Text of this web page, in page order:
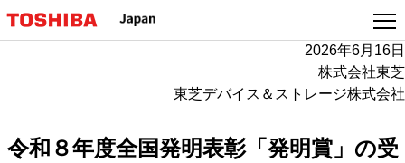
プ
2026年6月16日
株式会社東芝
東芝デバイス＆ストレージ株式会社
令和８年度全国発明表彰「発明賞」の受